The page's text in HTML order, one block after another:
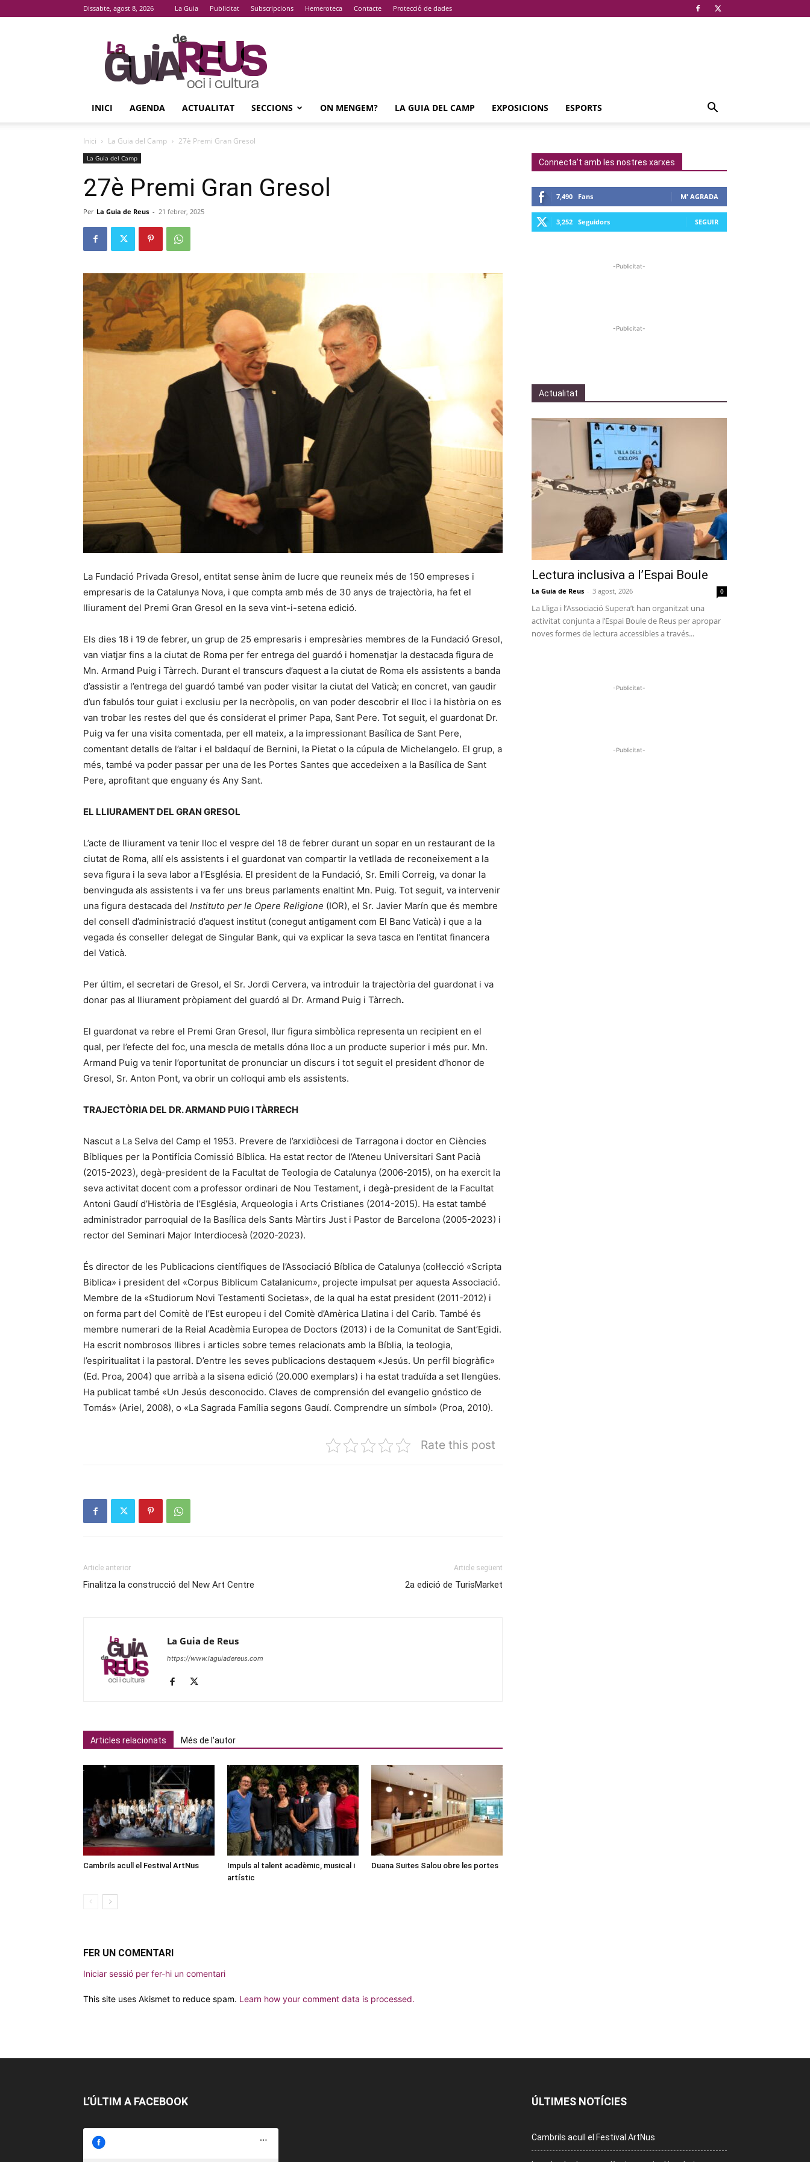
Dissabte, agost 8, 2026 La Guia Publicitat Subscripcions Hemeroteca Contacte Protecció de dades
La
Guia
De
Reus
INICI AGENDA ACTUALITAT SECCIONS ON MENGEM? LA GUIA DEL CAMP EXPOSICIONS ESPORTS
Inici La Guia del Camp 27è Premi Gran Gresol
La Guia del Camp
27è Premi Gran Gresol
Per La Guia de Reus - 21 febrer, 2025
La Fundació Privada Gresol, entitat sense ànim de lucre que reuneix més de 150 empreses i
empresaris de la Catalunya Nova, i que compta amb més de 30 anys de trajectòria, ha fet el
lliurament del Premi Gran Gresol en la seva vint-i-setena edició.
Els dies 18 i 19 de febrer, un grup de 25 empresaris i empresàries membres de la Fundació Gresol,
van viatjar fins a la ciutat de Roma per fer entrega del guardó i homenatjar la destacada figura de
Mn. Armand Puig i Tàrrech. Durant el transcurs d’aquest a la ciutat de Roma els assistents a banda
d’assistir a l’entrega del guardó també van poder visitar la ciutat del Vaticà; en concret, van gaudir
d’un fabulós tour guiat i exclusiu per la necròpolis, on van poder descobrir el lloc i la història on es
van trobar les restes del que és considerat el primer Papa, Sant Pere. Tot seguit, el guardonat Dr.
Puig va fer una visita comentada, per ell mateix, a la impressionant Basílica de Sant Pere,
comentant detalls de l’altar i el baldaquí de Bernini, la Pietat o la cúpula de Michelangelo. El grup, a
més, també va poder passar per una de les Portes Santes que accedeixen a la Basílica de Sant
Pere, aprofitant que enguany és Any Sant.
EL LLIURAMENT DEL GRAN GRESOL
L’acte de lliurament va tenir lloc el vespre del 18 de febrer durant un sopar en un restaurant de la
ciutat de Roma, allí els assistents i el guardonat van compartir la vetllada de reconeixement a la
seva figura i la seva labor a l’Església. El president de la Fundació, Sr. Emili Correig, va donar la
benvinguda als assistents i va fer uns breus parlaments enaltint Mn. Puig. Tot seguit, va intervenir
una figura destacada del Instituto per le Opere Religione (IOR), el Sr. Javier Marín que és membre
del consell d’administració d’aquest institut (conegut antigament com El Banc Vaticà) i que a la
vegada és conseller delegat de Singular Bank, qui va explicar la seva tasca en l’entitat financera
del Vaticà.
Per últim, el secretari de Gresol, el Sr. Jordi Cervera, va introduir la trajectòria del guardonat i va
donar pas al lliurament pròpiament del guardó al Dr. Armand Puig i Tàrrech.
El guardonat va rebre el Premi Gran Gresol, llur figura simbòlica representa un recipient en el
qual, per l’efecte del foc, una mescla de metalls dóna lloc a un producte superior i més pur. Mn.
Armand Puig va tenir l’oportunitat de pronunciar un discurs i tot seguit el president d’honor de
Gresol, Sr. Anton Pont, va obrir un col·loqui amb els assistents.
TRAJECTÒRIA DEL DR. ARMAND PUIG I TÀRRECH
Nascut a La Selva del Camp el 1953. Prevere de l’arxidiòcesi de Tarragona i doctor en Ciències
Bíbliques per la Pontifícia Comissió Bíblica. Ha estat rector de l’Ateneu Universitari Sant Pacià
(2015-2023), degà-president de la Facultat de Teologia de Catalunya (2006-2015), on ha exercit la
seva activitat docent com a professor ordinari de Nou Testament, i degà-president de la Facultat
Antoni Gaudí d’Història de l’Església, Arqueologia i Arts Cristianes (2014-2015). Ha estat també
administrador parroquial de la Basílica dels Sants Màrtirs Just i Pastor de Barcelona (2005-2023) i
rector del Seminari Major Interdiocesà (2020-2023).
És director de les Publicacions científiques de l’Associació Bíblica de Catalunya (col·lecció «Scripta
Biblica» i president del «Corpus Biblicum Catalanicum», projecte impulsat per aquesta Associació.
Membre de la «Studiorum Novi Testamenti Societas», de la qual ha estat president (2011-2012) i
on forma part del Comitè de l’Est europeu i del Comitè d’Amèrica Llatina i del Carib. També és
membre numerari de la Reial Acadèmia Europea de Doctors (2013) i de la Comunitat de Sant’Egidi.
Ha escrit nombrosos llibres i articles sobre temes relacionats amb la Bíblia, la teologia,
l’espiritualitat i la pastoral. D’entre les seves publicacions destaquem «Jesús. Un perfil biogràfic»
(Ed. Proa, 2004) que arribà a la sisena edició (20.000 exemplars) i ha estat traduïda a set llengües.
Ha publicat també «Un Jesús desconocido. Claves de comprensión del evangelio gnóstico de
Tomás» (Ariel, 2008), o «La Sagrada Família segons Gaudí. Comprendre un símbol» (Proa, 2010).
Rate this post
Article anterior
Finalitza la construcció del New Art Centre
Article següent
2a edició de TurisMarket
La Guia de Reus
https://www.laguiadereus.com
Articles relacionats Més de l'autor
Cambrils acull el Festival ArtNus
Impuls al talent acadèmic, musical i
artístic
Duana Suites Salou obre les portes
FER UN COMENTARI
Iniciar sessió per fer-hi un comentari
This site uses Akismet to reduce spam. Learn how your comment data is processed.
Connecta't amb les nostres xarxes
7,490 Fans M' AGRADA
3,252 Seguidors SEGUIR
-Publicitat-
-Publicitat-
Actualitat
Lectura inclusiva a l’Espai Boule
La Guia de Reus - 3 agost, 2026 0
La Lliga i l’Associació Supera’t han organitzat una
activitat conjunta a l’Espai Boule de Reus per apropar
noves formes de lectura accessibles a través...
-Publicitat-
-Publicitat-
L’ÚLTIM A FACEBOOK ÚLTIMES NOTÍCIES
Cambrils acull el Festival ArtNus